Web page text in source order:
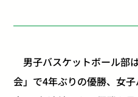
男子バスケットボール部
会」で4年ぶりの優勝、女